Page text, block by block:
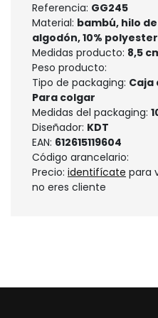
Referencia: GG245
Material: bambú, hilo
algodón, 10% polyester
Medidas producto: 8,5
Peso producto:
Tipo de packaging: Caja
Para colgar
Medidas del packaging:
Diseñador: KDT
EAN: 612615119604
Código arancelario:
Precio: identifícate para
no eres cliente